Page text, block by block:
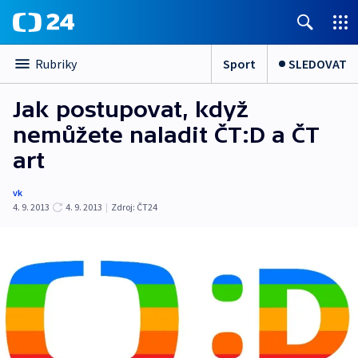
Rubriky Sport SLEDOVAT
Jak postupovat, když
nemůžete naladit ČT:D a ČT
art
vk
4. 9. 2013
4. 9. 2013 | Zdroj: ČT24